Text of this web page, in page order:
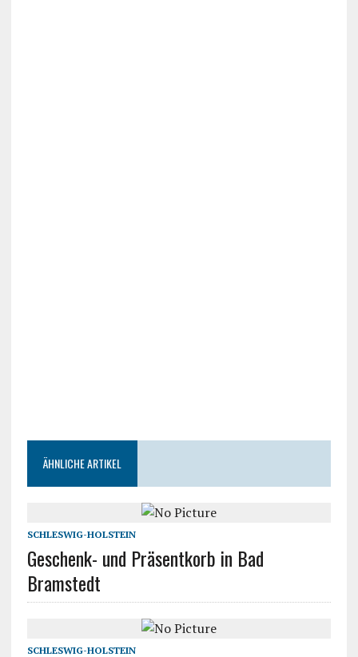
ÄHNLICHE ARTIKEL
SCHLESWIG-HOLSTEIN
Geschenk- und Präsentkorb in Bad
Bramstedt
SCHLESWIG-HOLSTEIN